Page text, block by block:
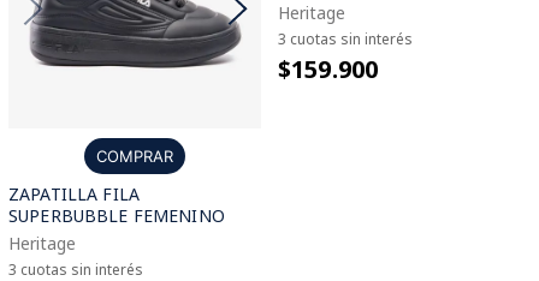
COMPRAR
ZAPATILLA FILA
SUPERBUBBLE FEMENINO
Heritage
3 cuotas sin interés
Heritage
3 cuotas sin interés
$159.900